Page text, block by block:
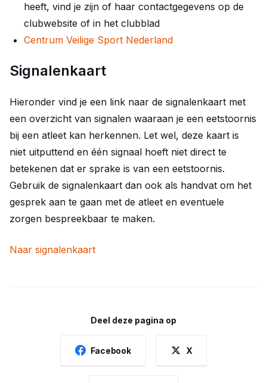
heeft, vind je zijn of haar contactgegevens op de
clubwebsite of in het clubblad
Centrum Veilige Sport Nederland
Signalenkaart
Hieronder vind je een link naar de signalenkaart met
een overzicht van signalen waaraan je een eetstoornis
bij een atleet kan herkennen. Let wel, deze kaart is
niet uitputtend en één signaal hoeft niet direct te
betekenen dat er sprake is van een eetstoornis.
Gebruik de signalenkaart dan ook als handvat om het
gesprek aan te gaan met de atleet en eventuele
zorgen bespreekbaar te maken.
Naar signalenkaart
Deel deze pagina op
Facebook X